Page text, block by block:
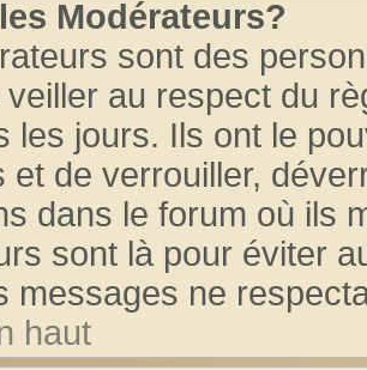
Modérateurs?
sont des
au respect du
les jours. Ils ont le
et de verrouiller,
dans le forum où ils
sont là pour éviter
messages ne
haut